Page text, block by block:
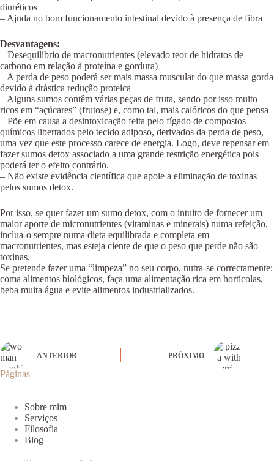
diuréticos
– Ajuda no bom funcionamento intestinal devido à presença de fibra
Desvantagens:
– Desequilíbrio de macronutrientes (elevado teor de hidratos de
carbono em relação à proteína e gordura)
– A perda de peso poderá ser mais massa muscular do que massa gorda
devido à drástica redução proteica
– Alguns sumos contêm várias peças de fruta, sendo por isso muito
ricos em “açúcares” (frutose) e, como tal, mais calóricos do que pensa
– Põe em causa a desintoxicação feita pelo fígado de compostos
químicos libertados pelo tecido adiposo, derivados da perda de peso,
uma vez que este processo carece de energia. Logo, deve repensar em
fazer sumos detox associado a uma grande restrição energética pois
poderá ter o efeito contrário.
– Não existe evidência científica que apoie a eliminação de toxinas
pelos sumos detox.
Por isso, se quer fazer um sumo detox, com o intuito de fornecer um
maior aporte de micronutrientes (vitaminas e minerais) numa refeição,
inclua-o sempre numa dieta equilibrada e completa em
macronutrientes, mas esteja ciente de que o peso que perde não são
toxinas.
Se pretende fazer uma “limpeza” no seu corpo, nutra-se correctamente:
coma alimentos biológicos, faça uma alimentação rica em hortícolas,
beba muita água e evite alimentos industrializados.
ANTERIOR PRÓXIMO
Páginas
Sobre mim
Serviços
Filosofia
Blog